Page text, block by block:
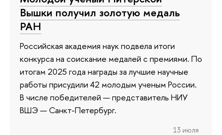
Вышки получил золотую медаль
РАН
Российская академия наук подвела итоги
конкурса на соискание медалей с премиями. По
итогам 2025 года награды за лучшие научные
работы присудили 42 молодым ученым России.
В числе победителей — представитель НИУ
ВШЭ — Санкт-Петербург.
13 июля